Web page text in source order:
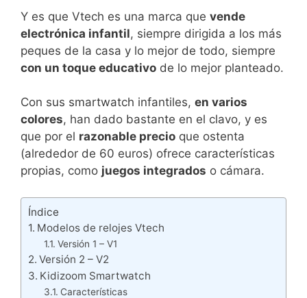
Y es que Vtech es una marca que vende
electrónica infantil, siempre dirigida a los más
peques de la casa y lo mejor de todo, siempre
con un toque educativo de lo mejor planteado.
Con sus smartwatch infantiles, en varios
colores, han dado bastante en el clavo, y es
que por el razonable precio que ostenta
(alrededor de 60 euros) ofrece características
propias, como juegos integrados o cámara.
Índice
Modelos de relojes Vtech
Versión 1 – V1
Versión 2 – V2
Kidizoom Smartwatch
Características